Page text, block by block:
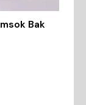
Bak